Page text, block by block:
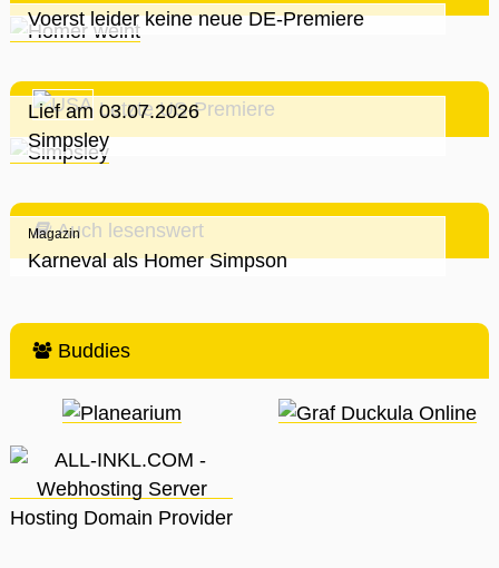
Voerst leider keine neue DE-Premiere
Letzte US-Premiere
Lief am 03.07.2026
Simpsley
Auch lesenswert
Magazin
Karneval als Homer Simpson
Buddies